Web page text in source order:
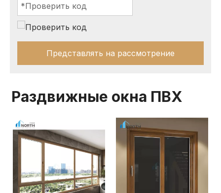
Представлять на рассмотрение
Раздвижные окна ПВХ